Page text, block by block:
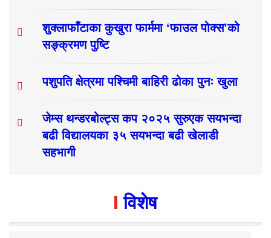
शुक्लाफाँटाका कुखुरा फार्ममा ‘फाउल पोक्स’को
सङ्क्रमण पुष्टि
पशुपति क्षेत्रमा पश्चिमी बाहिरी ढोका पुनः खुला
जेम्स थन्डरबोल्ट्स कप २०२५ सुरुएक सयभन्दा
बढी विद्यालयका ३५ सयभन्दा बढी खेलाडी
सहभागी
विशेष